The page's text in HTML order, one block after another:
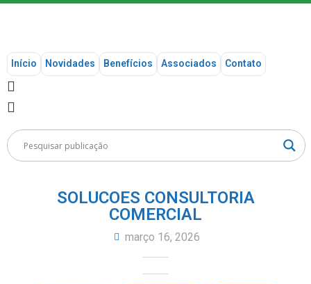
Início Novidades Benefícios Associados Contato
SOLUCOES CONSULTORIA
COMERCIAL
março 16, 2026